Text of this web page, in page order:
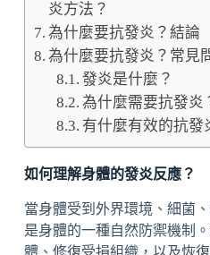
炎方法？
為什麼要抗發炎？結論
為什麼要抗發炎？常見
發炎是什麼？
為什麼需要抗發炎
有什麼有效的抗發
如何理解身體的發炎反應？
當身體受到外界環境、細菌
是身體的一種自然防禦機制
體、修復受損組織，以及恢